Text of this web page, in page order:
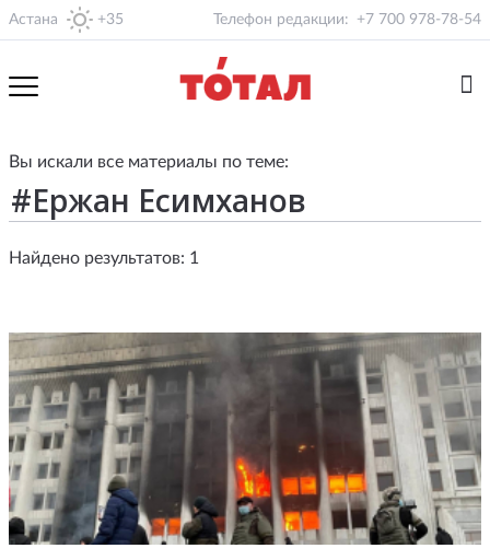
Астана +35 Телефон редакции: +7 700 978-78-54
Вы искали все материалы по теме:
Найдено результатов: 1